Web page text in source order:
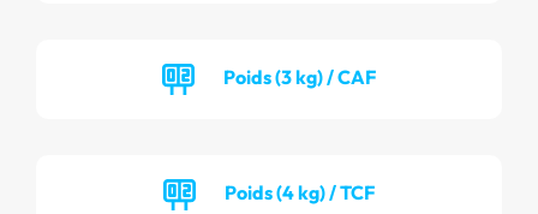
Poids (3 kg) / CAF
Poids (4 kg) / TCF